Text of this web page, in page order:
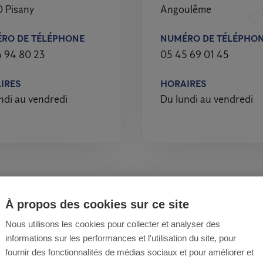
Pisany
DE TÉLÉPHONE
94 80 23
au vendredi
Angoulême
NUMÉRO DE
05 45 69 01 45
HORAIRES
Du lundi au vendredi
à se prémunir contre les punaises de lit, il est
origine et leur mode de propagation. Aujourd’hui,
dans le monde, de l’Amérique du Nord à
À propos des cookies sur ce site
Nous utilisons les cookies pour collecter et analyser des
informations sur les performances et l'utilisation du site, pour
fournir des fonctionnalités de médias sociaux et pour améliorer et